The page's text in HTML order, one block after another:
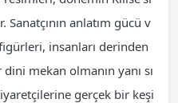
anlatım gücü v
insanları derinden
mekan olmanın yanı sı
gerçek bir keşi